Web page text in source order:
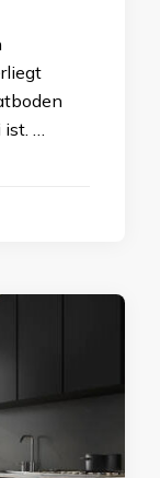
ist. …